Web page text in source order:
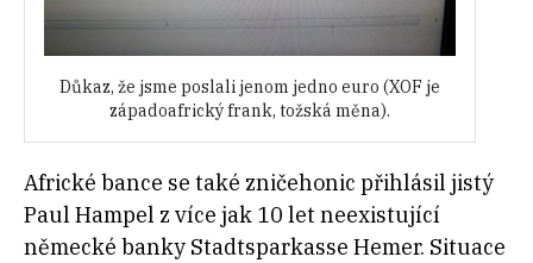
Důkaz, že jsme poslali jenom jedno euro (XOF je
západoafrický frank, tožská měna).
Africké bance se také zničehonic přihlásil jistý
Paul Hampel z více jak 10 let neexistující
německé banky Stadtsparkasse Hemer. Situace